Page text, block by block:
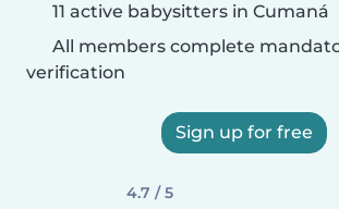
11 active babysitters in Cumaná
All members complete
verification
Sign up for free
4.7 / 5